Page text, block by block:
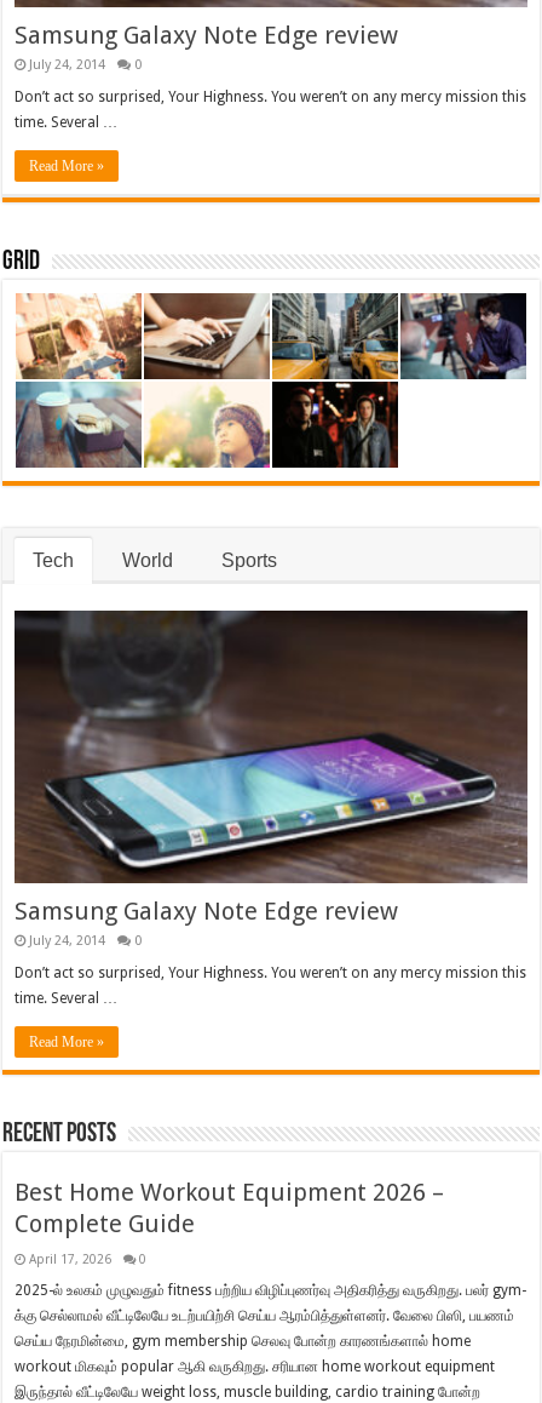
Samsung Galaxy Note Edge review
July 24, 2014 0
Don’t act so surprised, Your Highness. You weren’t on any mercy mission this
time. Several …
Read More »
Grid
Tech World Sports
Samsung Galaxy Note Edge review
July 24, 2014 0
Don’t act so surprised, Your Highness. You weren’t on any mercy mission this
time. Several …
Read More »
Recent Posts
Best Home Workout Equipment 2026 –
Complete Guide
April 17, 2026 0
2025-ல் உலகம் முழுவதும் fitness பற்றிய விழிப்புணர்வு அதிகரித்து வருகிறது. பலர் gym-
க்கு செல்லாமல் வீட்டிலேயே உடற்பயிற்சி செய்ய ஆரம்பித்துள்ளனர். வேலை பிஸி, பயணம்
செய்ய நேரமின்மை, gym membership செலவு போன்ற காரணங்களால் home
workout மிகவும் popular ஆகி வருகிறது. சரியான home workout equipment
இருந்தால் வீட்டிலேயே weight loss, muscle building, cardio training போன்ற